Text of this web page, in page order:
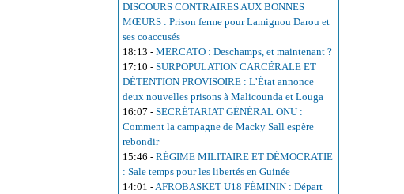
DISCOURS CONTRAIRES AUX BONNES
MŒURS : Prison ferme pour Lamignou Darou et
ses coaccusés
18:13 - MERCATO : Deschamps, et maintenant ?
17:10 - SURPOPULATION CARCÉRALE ET
DÉTENTION PROVISOIRE : L’État annonce
deux nouvelles prisons à Malicounda et Louga
16:07 - SECRÉTARIAT GÉNÉRAL ONU :
Comment la campagne de Macky Sall espère
rebondir
15:46 - RÉGIME MILITAIRE ET DÉMOCRATIE
: Sale temps pour les libertés en Guinée
14:01 -AFROBASKET U18 FÉMININ : Départ